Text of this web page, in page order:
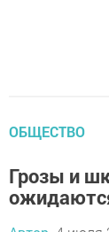
ОБЩЕСТВО
Грозы и